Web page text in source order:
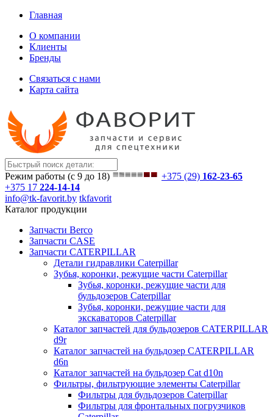
Главная
О компании
Клиенты
Бренды
Связаться с нами
Карта сайта
Режим работы (с 9 до 18) +375 (29) 162-23-65
+375 17 224-14-14
info@tk-favorit.by tkfavorit
Каталог продукции
Запчасти Berco
Запчасти CASE
Запчасти CATERPILLAR
Детали гидравлики Caterpillar
Зубья, коронки, режущие части Caterpillar
Зубья, коронки, режущие части для
бульдозеров Caterpillar
Зубья, коронки, режущие части для
экскаваторов Caterpillar
Каталог запчастей для бульдозеров CATERPILLAR
d9r
Каталог запчастей на бульдозер CATERPILLAR
d6n
Каталог запчастей на бульдозер Сat d10n
Фильтры, фильтрующие элементы Caterpillar
Фильтры для бульдозеров Caterpillar
Фильтры для фронтальных погрузчиков